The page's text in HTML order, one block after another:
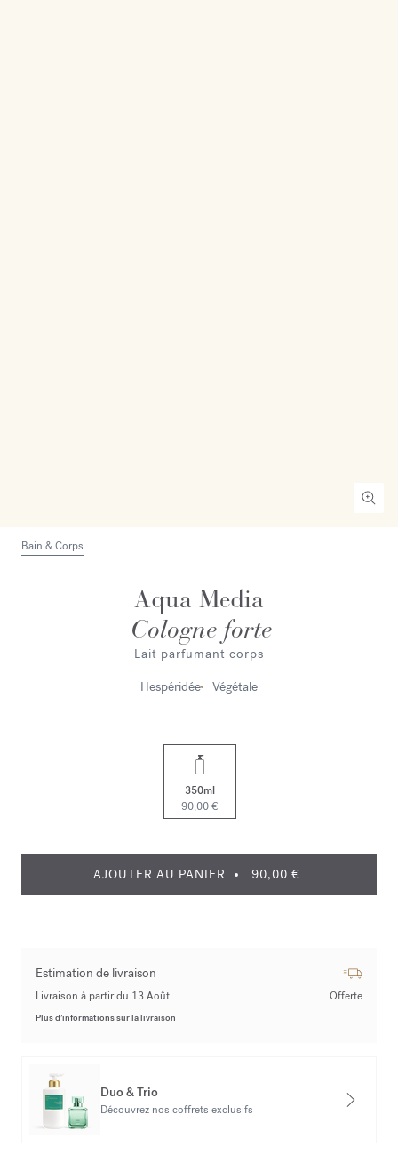
Bain & Corps
Aqua Media
Cologne forte
Lait parfumant corps
Hespéridée
Végétale
350ml
90,00 €
AJOUTER AU PANIER 90,00 €
Estimation de livraison
Livraison à partir du 13 Août Offerte
Plus d’informations sur la livraison
Duo & Trio
Découvrez nos coffrets exclusifs